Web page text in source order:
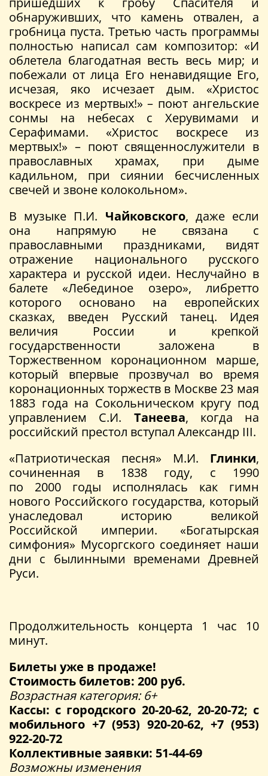
обнаруживших, что камень отвален, а
гробница пуста. Третью часть программы
полностью написал сам композитор: «И
облетела благодатная весть весь мир; и
побежали от лица Его ненавидящие Его,
исчезая, яко исчезает дым. «Христос
воскресе из мертвых!» – поют ангельские
сонмы на небесах с Херувимами и
Серафимами. «Христос воскресе из
мертвых!» – поют священнослужители в
православных храмах, при дыме
кадильном, при сиянии бесчисленных
свечей и звоне колокольном».
В музыке П.И. Чайковского, даже если
она напрямую не связана с
православными праздниками, видят
отражение национального русского
характера и русской идеи. Неслучайно в
балете «Лебединое озеро», либретто
которого основано на европейских
сказках, введен Русский танец. Идея
величия России и крепкой
государственности заложена в
Торжественном коронационном марше,
который впервые прозвучал во время
коронационных торжеств в Москве 23 мая
1883 года на Сокольническом кругу под
управлением С.И. Танеева, когда на
российский престол вступал Александр III.
«Патриотическая песня» М.И. Глинки,
сочиненная в 1838 году, с 1990
по 2000 годы исполнялась как гимн
нового Российского государства, который
унаследовал историю великой
Российской империи. «Богатырская
симфония» Мусоргского соединяет наши
дни с былинными временами Древней
Руси.
Продолжительность концерта 1 час 10
минут.
Билеты уже в продаже!
Стоимость билетов: 200 руб.
Возрастная категория: 6+
Кассы: с городского 20-20-62, 20-20-72; с
мобильного +7 (953) 920-20-62, +7 (953)
922-20-72
Коллективные заявки: 51-44-69
Возможны изменения